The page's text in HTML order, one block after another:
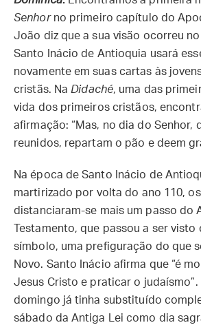
Senhorno primeiro capítulo do
João diz que a sua visão ocorreu no
Santo Inácio de Antioquia usará
novamente em suas cartas às
cristãs. Na Didaché, uma das
vida dos primeiros cristãos,
afirmação: “Mas, no dia do Senhor,
reunidos, repartam o pão e deem
Na época de Santo Inácio de
martirizado por volta do ano 110,
distanciaram-se mais um passo do
Testamento, que passou a ser visto
símbolo, uma prefiguração do que
Novo. Santo Inácio afirma que “é
Jesus Cristo e praticar o judaísmo”.
domingo já tinha substituído
sábado da Antiga Lei como dia